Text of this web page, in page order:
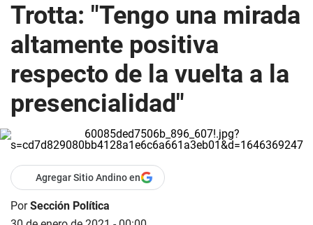
Trotta: "Tengo una mirada
altamente positiva
respecto de la vuelta a la
presencialidad"
Agregar Sitio Andino en
PorSección Política